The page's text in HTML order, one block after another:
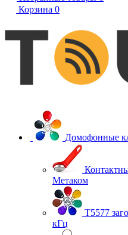
Корзина 0
Домофонные
Метаком
T5577
кГц